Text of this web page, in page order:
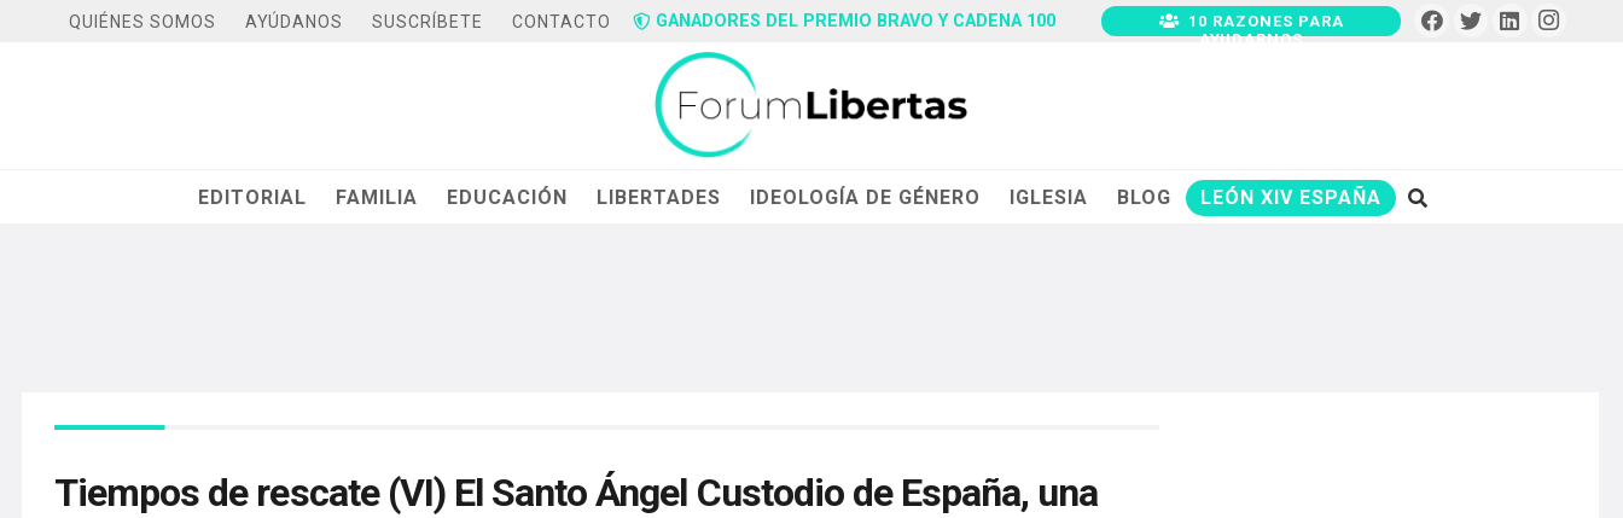
QUIÉNES SOMOS AYÚDANOS SUSCRÍBETE CONTACTO GANADORES DEL PREMIO BRAVO Y CADENA 100
10 RAZONES PARA
AYUDARNOS
EDITORIAL FAMILIA EDUCACIÓN LIBERTADES IDEOLOGÍA DE GÉNERO IGLESIA BLOG LEÓN XIV ESPAÑA
Tiempos de rescate (VI) El Santo Ángel Custodio de España, una